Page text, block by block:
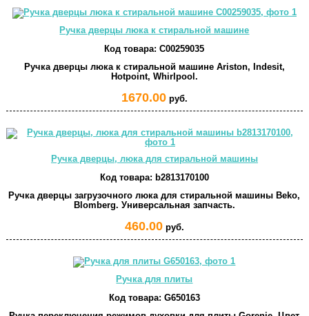
Ручка дверцы люка к стиральной машине
Код товара: C00259035
Ручка дверцы люка к стиральной машине Ariston, Indesit,
Hotpoint, Whirlpool.
1670.00руб.
Ручка дверцы, люка для стиральной машины
Код товара: b2813170100
Ручка дверцы загрузочного люка для стиральной машины Beko,
Blomberg. Универсальная запчасть.
460.00руб.
Ручка для плиты
Код товара: G650163